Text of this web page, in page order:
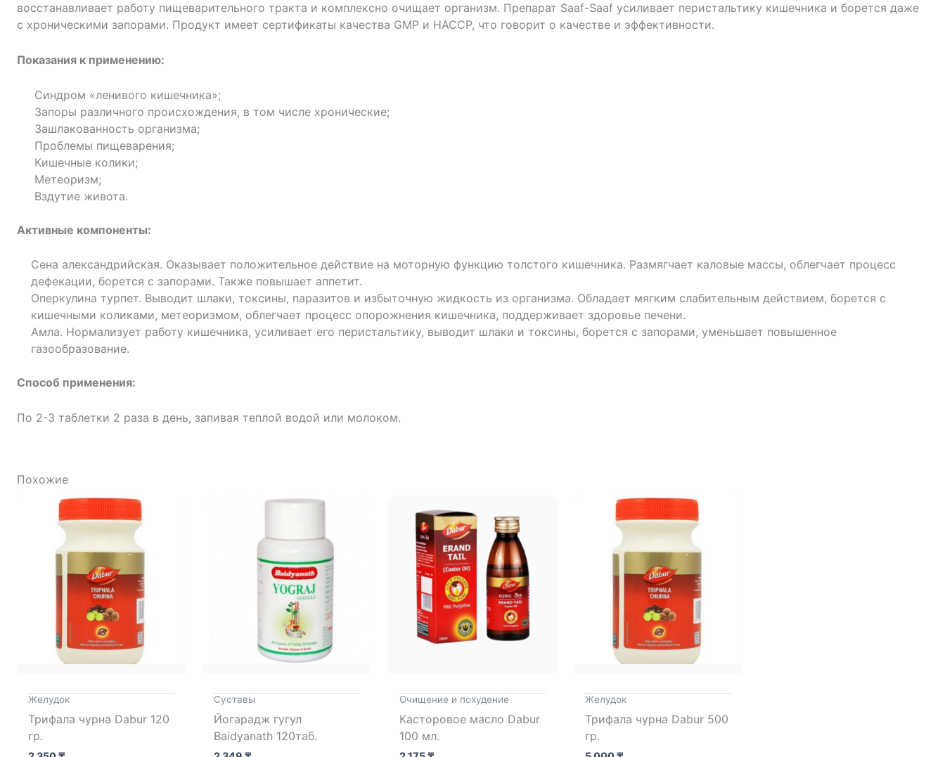
восстанавливает работу пищеварительного тракта и комплексно очищает организм. Препарат Saaf-Saaf усиливает перистальтику кишечника и борется даже
с хроническими запорами. Продукт имеет сертификаты качества GMP и HACCP, что говорит о качестве и эффективности.
Показания к применению:
Синдром «ленивого кишечника»;
Запоры различного происхождения, в том числе хронические;
Зашлакованность организма;
Проблемы пищеварения;
Кишечные колики;
Метеоризм;
Вздутие живота.
Активные компоненты:
Сена александрийская. Оказывает положительное действие на моторную функцию толстого кишечника. Размягчает каловые массы, облегчает процесс
дефекации, борется с запорами. Также повышает аппетит.
Оперкулина турпет. Выводит шлаки, токсины, паразитов и избыточную жидкость из организма. Обладает мягким слабительным действием, борется с
кишечными коликами, метеоризмом, облегчает процесс опорожнения кишечника, поддерживает здоровье печени.
Амла. Нормализует работу кишечника, усиливает его перистальтику, выводит шлаки и токсины, борется с запорами, уменьшает повышенное
газообразование.
Способ применения:
По 2-3 таблетки 2 раза в день, запивая теплой водой или молоком.
Похожие
Желудок
Трифала чурна Dabur 120
гр.
Cуставы
Йогарадж гугул
Baidyanath 120таб.
Очищение и похудение
Касторовое масло Dabur
100 мл.
Желудок
Трифала чурна Dabur 500
гр.